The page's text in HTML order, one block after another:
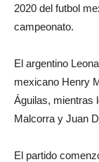
2020 del futbol
campeonato.
El argentino
mexicano Henry
Águilas, mientras
Malcorra y Juan
El partido